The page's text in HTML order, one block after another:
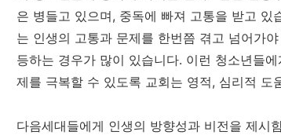
은 병들고 있으며, 중독에 빠져 고통을 받고
는 인생의 고통과 문제를 한번쯤 겪고 넘어가
등하는 경우가 많이 있습니다. 이런 청소년들
제를 극복할 수 있도록 교회는 영적, 심리적 도
다음세대들에게 인생의 방향성과 비전을 제시